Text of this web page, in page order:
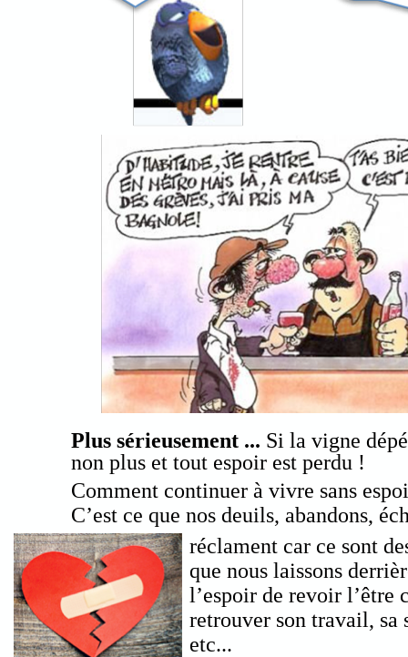
Comment continuer à vivre sans
C’est ce que nos deuils, abandons,
Plus sérieusement ... Si la vigne
non plus et tout espoir est perdu !
réclament car ce sont
que nous laissons
l’espoir de revoir l’être
retrouver son travail, sa
etc...